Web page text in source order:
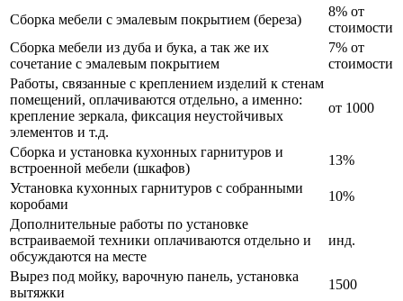
Сборка мебели с эмалевым покрытием (береза)
8% от
стоимости
Сборка мебели из дуба и бука, а так же их
сочетание с эмалевым покрытием
7% от
стоимости
Работы, связанные с креплением изделий к стенам
помещений, оплачиваются отдельно, а именно:
крепление зеркала, фиксация неустойчивых
элементов и т.д.
от 1000
Сборка и установка кухонных гарнитуров и
встроенной мебели (шкафов)
13%
Установка кухонных гарнитуров с собранными
коробами
10%
Дополнительные работы по установке
встраиваемой техники оплачиваются отдельно и
обсуждаются на месте
инд.
Вырез под мойку, варочную панель, установка
вытяжки
1500